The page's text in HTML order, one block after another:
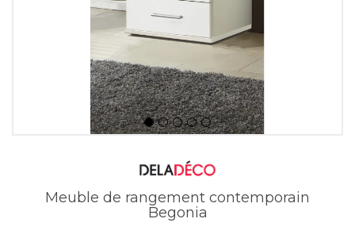
Meuble de rangement contemporain
Begonia